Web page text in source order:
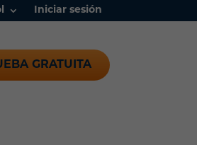
Iniciar sesión
GRATUITA